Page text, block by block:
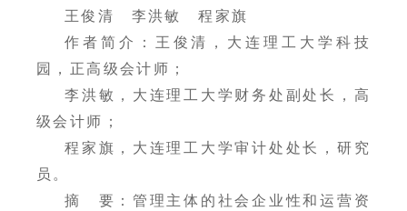
王俊清 李洪敏 程家旗
作者简介：王俊清，大连理工大学科技
园，正高级会计师；
李洪敏，大连理工大学财务处副处长，高
级会计师；
程家旗，大连理工大学审计处处长，研究
员。
摘 要：管理主体的社会企业性和运营资